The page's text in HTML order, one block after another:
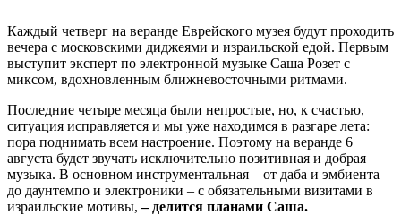
Каждый четверг на веранде Еврейского музея будут проходить
вечера с московскими диджеями и израильской едой. Первым
выступит эксперт по электронной музыке Саша Розет с
миксом, вдохновленным ближневосточными ритмами.
Последние четыре месяца были непростые, но, к счастью,
ситуация исправляется и мы уже находимся в разгаре лета:
пора поднимать всем настроение. Поэтому на веранде 6
августа будет звучать исключительно позитивная и добрая
музыка. В основном инструментальная – от даба и эмбиента
до даунтемпо и электроники – с обязательными визитами в
израильские мотивы,– делится планами Саша.